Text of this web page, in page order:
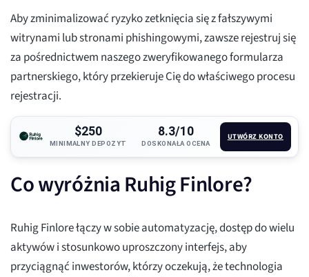
Aby zminimalizować ryzyko zetknięcia się z fałszywymi
witrynami lub stronami phishingowymi, zawsze rejestruj się
za pośrednictwem naszego zweryfikowanego formularza
partnerskiego, który przekieruje Cię do właściwego procesu
rejestracji.
$250
MINIMALNY DEPOZYT
8.3/10
DOSKONAŁA OCENA
UTWÓRZ KONTO
Co wyróżnia Ruhig Finlore?
Ruhig Finlore łączy w sobie automatyzację, dostęp do wielu
aktywów i stosunkowo uproszczony interfejs, aby
przyciągnąć inwestorów, którzy oczekują, że technologia